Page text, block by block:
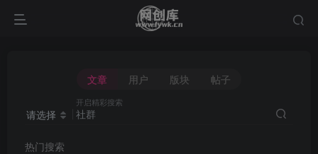
文章 用户 版块 帖子
请选择
开启精彩搜索
热门搜索